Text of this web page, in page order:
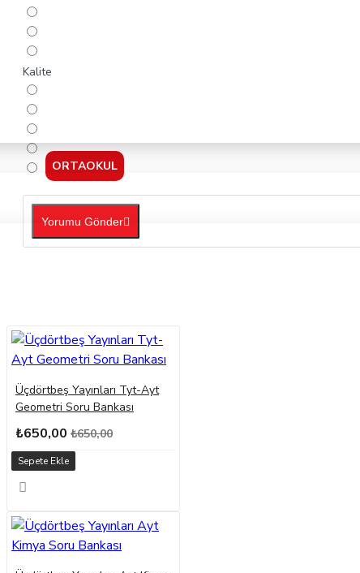
ORTAOKUL
Kalite
Yorumu Gönder
Üçdörtbeş Yayınları Tyt-Ayt
Geometri Soru Bankası
₺650,00 ₺650,00
Sepete Ekle